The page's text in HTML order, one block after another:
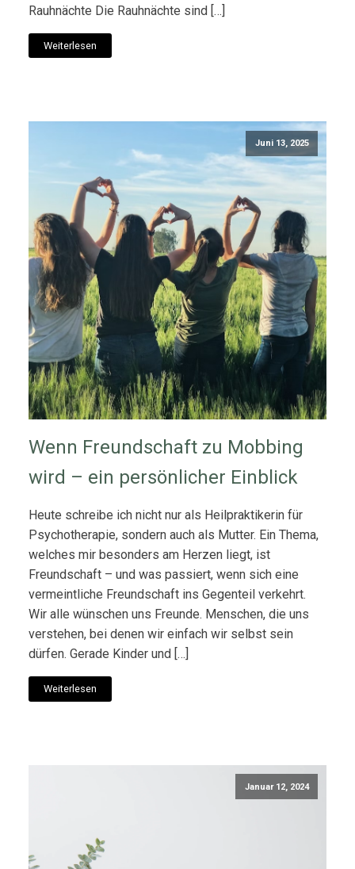
Rauhnächte Die Rauhnächte sind […]
Weiterlesen
Juni 13, 2025
Wenn Freundschaft zu Mobbing
wird – ein persönlicher Einblick
Heute schreibe ich nicht nur als Heilpraktikerin für
Psychotherapie, sondern auch als Mutter. Ein Thema,
welches mir besonders am Herzen liegt, ist
Freundschaft – und was passiert, wenn sich eine
vermeintliche Freundschaft ins Gegenteil verkehrt.
Wir alle wünschen uns Freunde. Menschen, die uns
verstehen, bei denen wir einfach wir selbst sein
dürfen. Gerade Kinder und […]
Weiterlesen
Januar 12, 2024